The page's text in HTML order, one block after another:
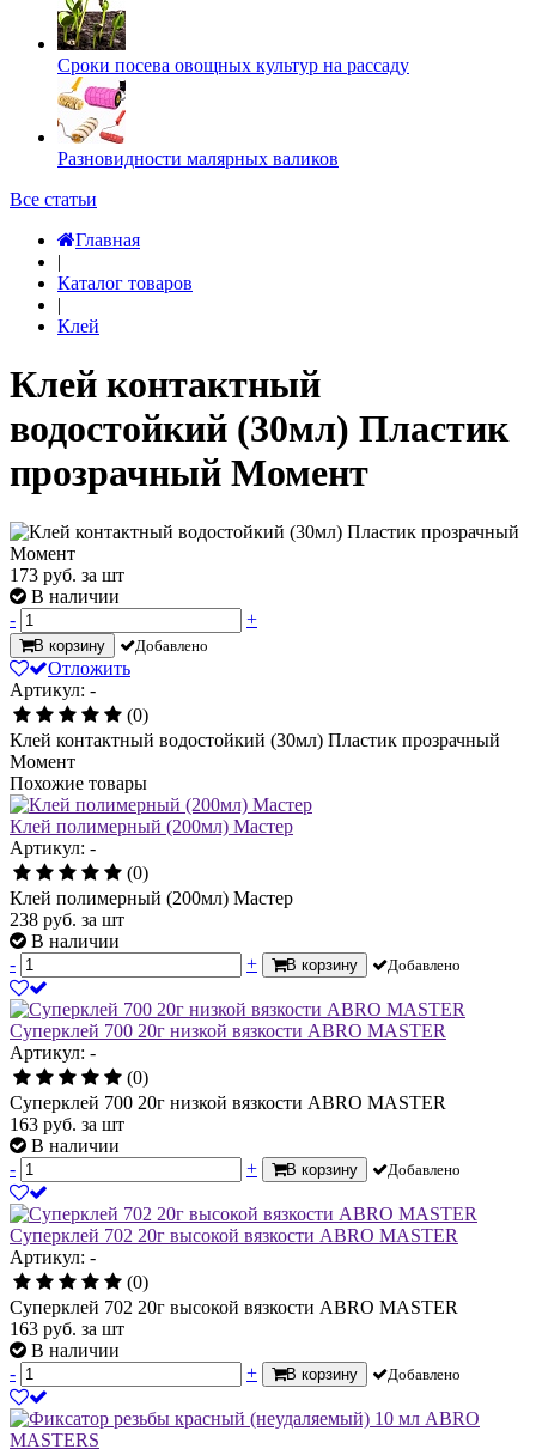
Сроки посева овощных культур на рассаду
Разновидности малярных валиков
Все статьи
Главная
|
Каталог товаров
|
Клей
Клей контактный
водостойкий (30мл) Пластик
прозрачный Момент
173 руб. за шт
В наличии
-
+
В корзину Добавлено
Отложить
Артикул: -
(0)
Клей контактный водостойкий (30мл) Пластик прозрачный
Момент
Похожие товары
Клей полимерный (200мл) Мастер
Артикул: -
(0)
Клей полимерный (200мл) Мастер
238 руб. за шт
В наличии
-
+ В корзину Добавлено
Суперклей 700 20г низкой вязкости ABRO MASTER
Артикул: -
(0)
Суперклей 700 20г низкой вязкости ABRO MASTER
163 руб. за шт
В наличии
-
+ В корзину Добавлено
Суперклей 702 20г высокой вязкости ABRO MASTER
Артикул: -
(0)
Суперклей 702 20г высокой вязкости ABRO MASTER
163 руб. за шт
В наличии
-
+ В корзину Добавлено